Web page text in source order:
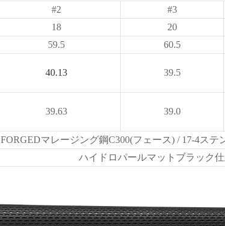
#2 #3
18 20
59.5 60.5
40.13 39.5
39.63 39.0
FORGEDマレージング鋼C300(フェース) / 17-4ステ
ハイドロパールマットブラック